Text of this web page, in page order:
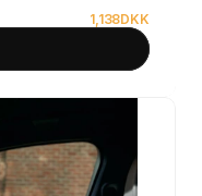
1,138DKK